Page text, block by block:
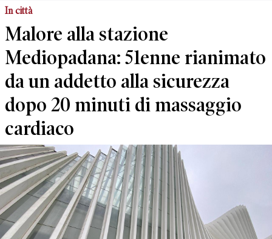
In città
Malore alla stazione
Mediopadana: 51enne rianimato
da un addetto alla sicurezza
dopo 20 minuti di massaggio
cardiaco